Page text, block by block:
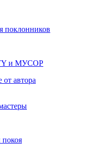
поклонников
и МУСОР
автора